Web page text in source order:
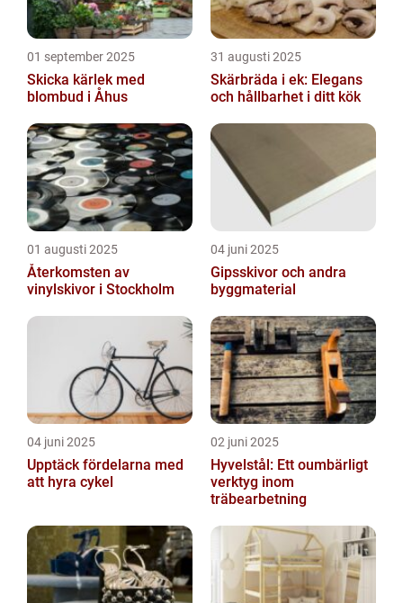
01 september 2025
Skicka kärlek med
blombud i Åhus
31 augusti 2025
Skärbräda i ek: Elegans
och hållbarhet i ditt kök
01 augusti 2025
Återkomsten av
vinylskivor i Stockholm
04 juni 2025
Gipsskivor och andra
byggmaterial
04 juni 2025
Upptäck fördelarna med
att hyra cykel
02 juni 2025
Hyvelstål: Ett oumbärligt
verktyg inom
träbearbetning